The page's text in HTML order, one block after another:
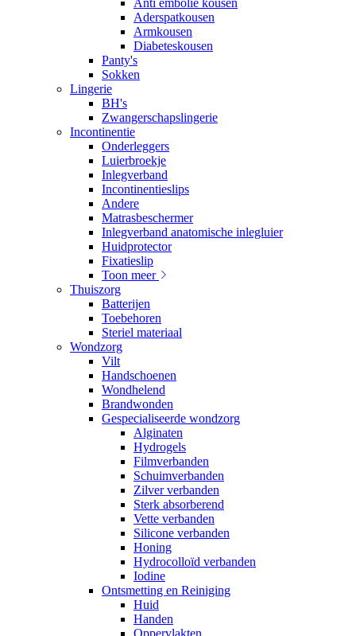
Anti embolie kousen
Aderspatkousen
Armkousen
Diabeteskousen
Panty's
Sokken
Lingerie
BH's
Zwangerschapslingerie
Incontinentie
Onderleggers
Luierbroekje
Inlegverband
Incontinentieslips
Andere
Matrasbeschermer
Inlegverband anatomische inlegluier
Huidprotector
Fixatieslip
Toon meer
Thuiszorg
Batterijen
Toebehoren
Steriel materiaal
Wondzorg
Vilt
Handschoenen
Wondhelend
Brandwonden
Gespecialiseerde wondzorg
Alginaten
Hydrogels
Filmverbanden
Schuimverbanden
Zilver verbanden
Sterk absorberend
Vette verbanden
Silicone verbanden
Honing
Hydrocolloïd verbanden
Iodine
Ontsmetting en Reiniging
Huid
Handen
Oppervlakten